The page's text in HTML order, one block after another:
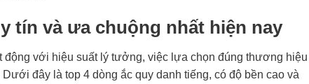
tín và ưa chuộng nhất hiện nay
với hiệu suất lý tưởng, việc lựa chọn đúng thương
đây là top 4 dòng ắc quy danh tiếng, có độ bền cao và